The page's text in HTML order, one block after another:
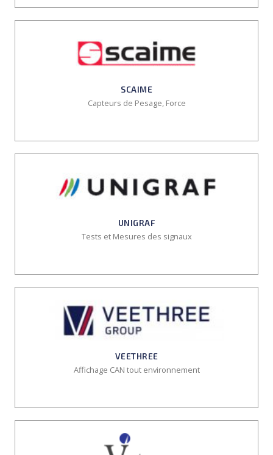
SCAIME
Capteurs de Pesage, Force
UNIGRAF
Tests et Mesures des signaux
VEETHREE
Affichage CAN tout environnement